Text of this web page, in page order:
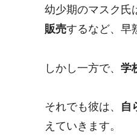
幼少期のマスク氏
販売するなど、早
しかし一方で、 学
それでも彼は、 自
えていきます。